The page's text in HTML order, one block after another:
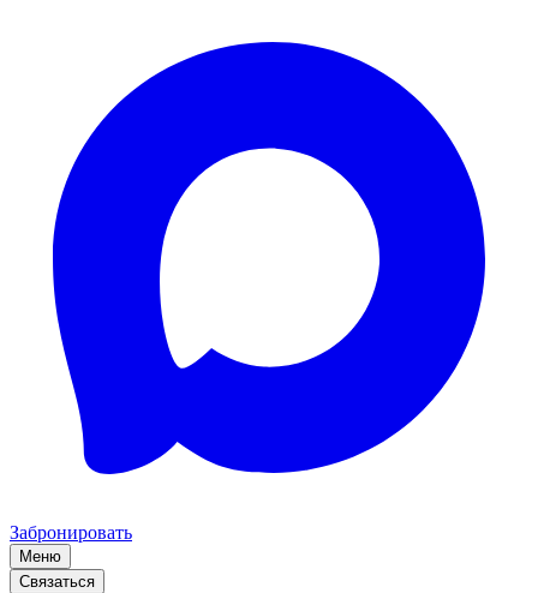
Забронировать
Меню
Связаться